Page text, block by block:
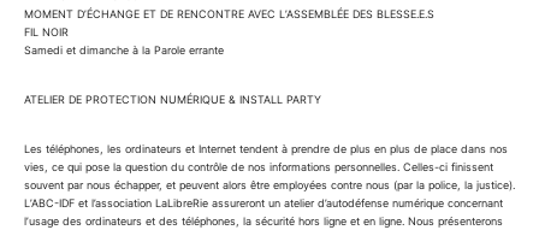
MOMENT D’ÉCHANGE ET DE RENCONTRE AVEC L’ASSEMBLÉE DES BLESSE.E.S
FIL NOIR
Samedi et dimanche à la Parole errante
ATELIER DE PROTECTION NUMÉRIQUE & INSTALL PARTY
Les téléphones, les ordinateurs et Internet tendent à prendre de plus en plus de place dans nos
vies, ce qui pose la question du contrôle de nos informations personnelles. Celles-ci finissent
souvent par nous échapper, et peuvent alors être employées contre nous (par la police, la justice).
L’ABC-IDF et l’association LaLibreRie assureront un atelier d’autodéfense numérique concernant
l’usage des ordinateurs et des téléphones, la sécurité hors ligne et en ligne. Nous présenterons